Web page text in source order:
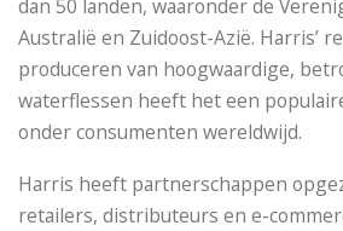
dan 50 landen, waaronder de
Australië en Zuidoost-Azië. Harris’
produceren van hoogwaardige,
waterflessen heeft het een
onder consumenten wereldwijd.
Harris heeft partnerschappen
retailers, distributeurs en e-